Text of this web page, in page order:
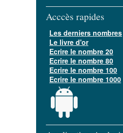
Acccès rapides
Les derniers nombres
Le livre d'or
Ecrire le nombre 20
Ecrire le nombre 80
Ecrire le nombre 100
Ecrire le nombre 1000